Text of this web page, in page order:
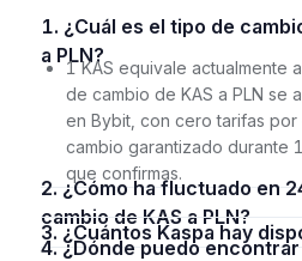
1. ¿Cuál es el tipo de cambio actual de 1 KAS
a PLN?
1 KAS equivale actualmente
de cambio de KAS a PLN se
en Bybit, con cero tarifas
cambio garantizado durante
que confirmas.
2. ¿Cómo ha fluctuado en 24 horas el tipo de
cambio de KAS a PLN?
3. ¿Cuántos Kaspa hay
4. ¿Dónde puedo encontrar recursos para